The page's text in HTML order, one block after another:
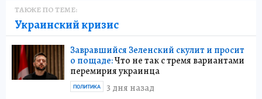
ТАКЖЕ ПО ТЕМЕ:
Украинский кризис
Завравшийся Зеленский скулит и просит
о пощаде:Что не так с тремя вариантами
перемирия украинца
3 дня назад
ПОЛИТИКА